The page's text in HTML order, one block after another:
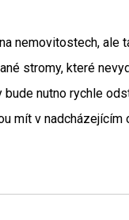
nemovitostech, ale
stromy, které
bude nutno rychle
mít v nadcházejícím